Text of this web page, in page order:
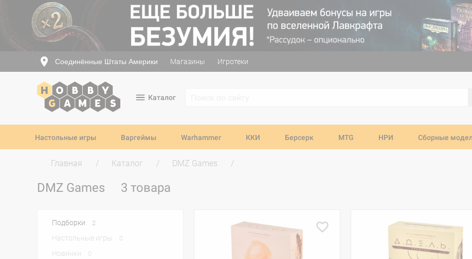
Соединённые Штаты Америки Магазины Игротеки
Каталог
Настольные игры Варгеймы Warhammer ККИ Берсерк MTG НРИ Сборные
Главная Каталог DMZ Games
DMZ Games 3 товара
Подборки 2
Настольные игры 0
Новинки
0